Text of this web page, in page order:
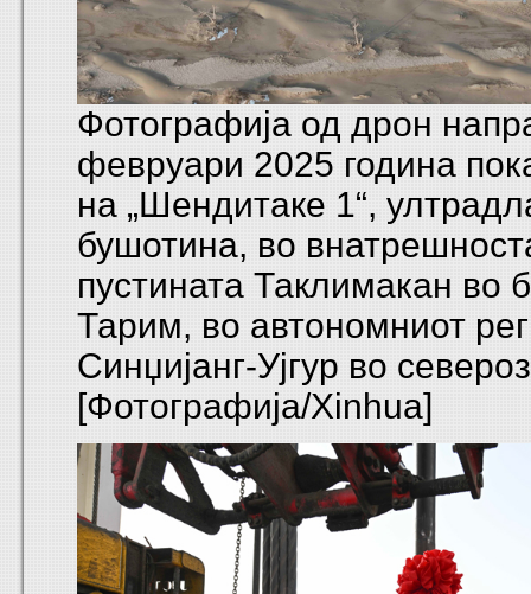
Фотографија од дрон
февруари 2025 година
на „Шендитаке 1“,
бушотина, во
пустината Таклимакан во
Тарим, во автономниот
Синџијанг-Ујгур во
[Фотографија/Xinhua]